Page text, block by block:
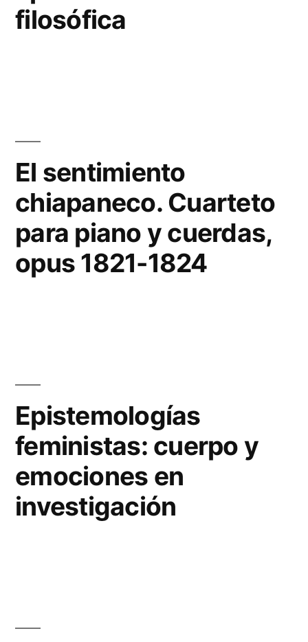
filosófica
El sentimiento
chiapaneco. Cuarteto
para piano y cuerdas,
opus 1821-1824
Epistemologías
feministas: cuerpo y
emociones en
investigación